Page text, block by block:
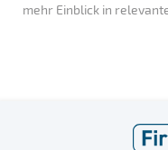
mehr Einblick in